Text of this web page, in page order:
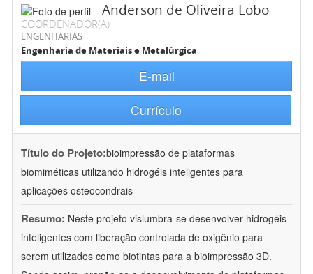
Anderson de Oliveira Lobo
COORDENADOR(A)
ENGENHARIAS
Engenharia de Materiais e Metalúrgica
E-mail
Currículo
Título do Projeto:bioimpressão de plataformas
biomiméticas utilizando hidrogéis inteligentes para
aplicações osteocondrais
Resumo: Neste projeto vislumbra-se desenvolver hidrogéis
inteligentes com liberação controlada de oxigênio para
serem utilizados como biotintas para a bioimpressão 3D.